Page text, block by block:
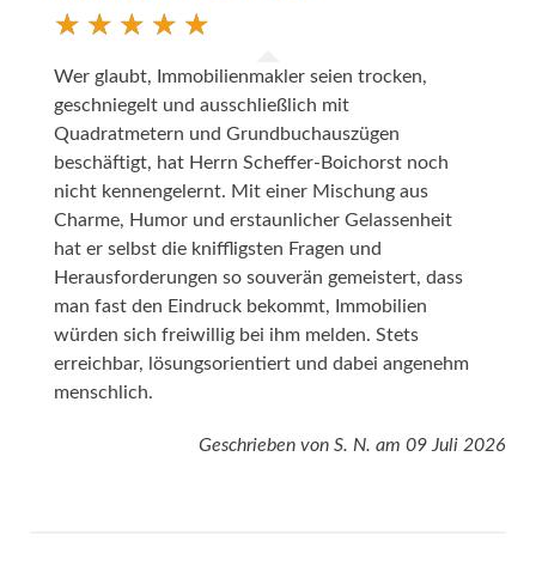
Wer glaubt, Immobilienmakler seien trocken,
geschniegelt und ausschließlich mit
Quadratmetern und Grundbuchauszügen
beschäftigt, hat Herrn Scheffer-Boichorst noch
nicht kennengelernt. Mit einer Mischung aus
Charme, Humor und erstaunlicher Gelassenheit
hat er selbst die kniffligsten Fragen und
Herausforderungen so souverän gemeistert, dass
man fast den Eindruck bekommt, Immobilien
würden sich freiwillig bei ihm melden. Stets
erreichbar, lösungsorientiert und dabei angenehm
menschlich.
Geschrieben von S. N. am 09 Juli 2026